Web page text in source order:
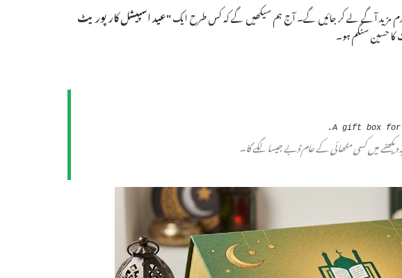
مزید آگے لے کر جائیں گے۔ آج ہم سیکھیں گے کہ کس طرح ایک"عید اسپیشل کارپوریٹ
حسین سنگم ہو۔
A gift box for
دیکھنے میں کسی مٹھائی کے عام ڈبے جیسا لگے گا۔